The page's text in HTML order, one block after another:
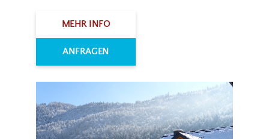
MEHR INFO
ANFRAGEN